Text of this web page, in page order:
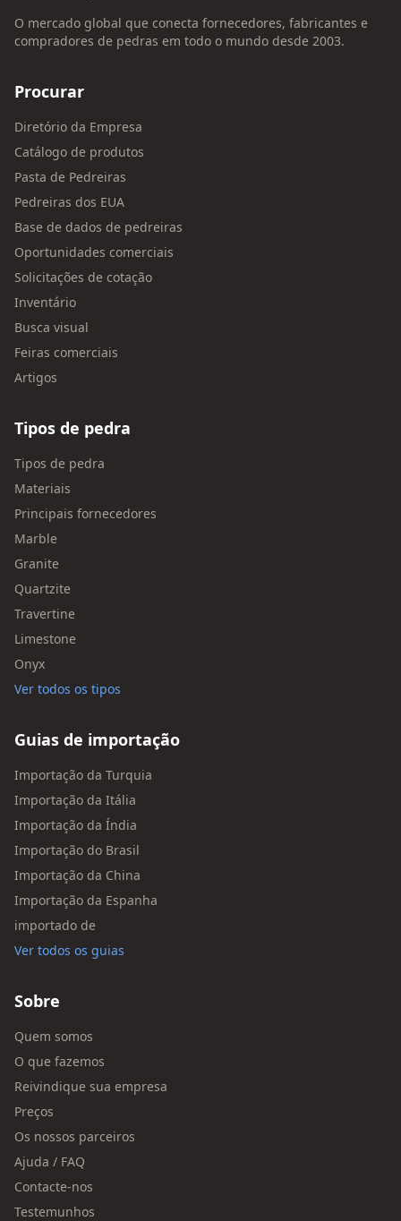
O mercado global que conecta fornecedores, fabricantes e
compradores de pedras em todo o mundo desde 2003.
Procurar
Diretório da Empresa
Catálogo de produtos
Pasta de Pedreiras
Pedreiras dos EUA
Base de dados de pedreiras
Oportunidades comerciais
Solicitações de cotação
Inventário
Busca visual
Feiras comerciais
Artigos
Tipos de pedra
Tipos de pedra
Materiais
Principais fornecedores
Marble
Granite
Quartzite
Travertine
Limestone
Onyx
Ver todos os tipos
Guias de importação
Importação da Turquia
Importação da Itália
Importação da Índia
Importação do Brasil
Importação da China
Importação da Espanha
importado de
Ver todos os guias
Sobre
Quem somos
O que fazemos
Reivindique sua empresa
Preços
Os nossos parceiros
Ajuda / FAQ
Contacte-nos
Testemunhos